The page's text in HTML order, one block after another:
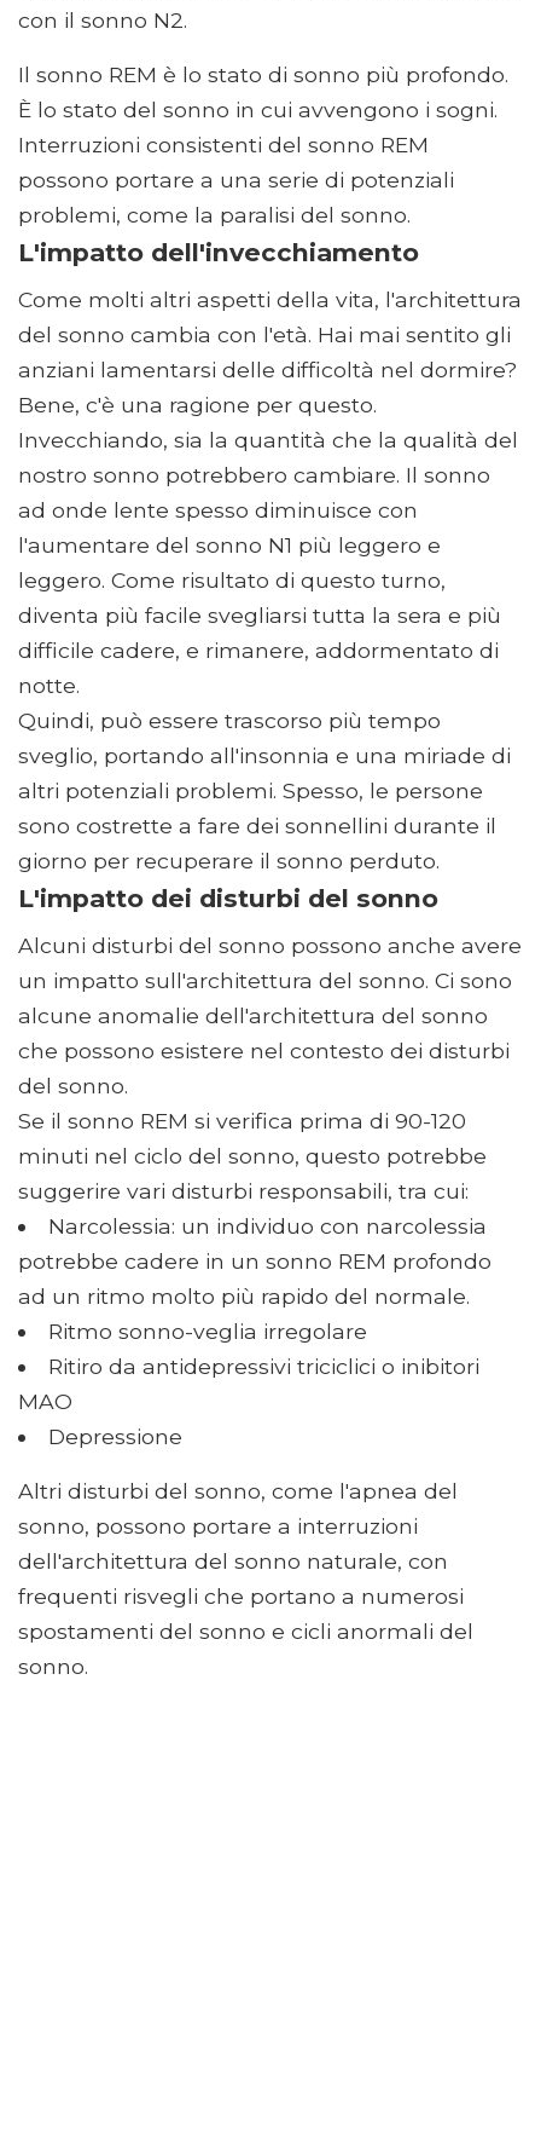
con il sonno N2.
Il sonno REM è lo stato di sonno più profondo.
È lo stato del sonno in cui avvengono i sogni.
Interruzioni consistenti del sonno REM
possono portare a una serie di potenziali
problemi, come la paralisi del sonno.
L'impatto dell'invecchiamento
Come molti altri aspetti della vita, l'architettura
del sonno cambia con l'età. Hai mai sentito gli
anziani lamentarsi delle difficoltà nel dormire?
Bene, c'è una ragione per questo.
Invecchiando, sia la quantità che la qualità del
nostro sonno potrebbero cambiare. Il sonno
ad onde lente spesso diminuisce con
l'aumentare del sonno N1 più leggero e
leggero. Come risultato di questo turno,
diventa più facile svegliarsi tutta la sera e più
difficile cadere, e rimanere, addormentato di
notte.
Quindi, può essere trascorso più tempo
sveglio, portando all'insonnia e una miriade di
altri potenziali problemi. Spesso, le persone
sono costrette a fare dei sonnellini durante il
giorno per recuperare il sonno perduto.
L'impatto dei disturbi del sonno
Alcuni disturbi del sonno possono anche avere
un impatto sull'architettura del sonno. Ci sono
alcune anomalie dell'architettura del sonno
che possono esistere nel contesto dei disturbi
del sonno.
Se il sonno REM si verifica prima di 90-120
minuti nel ciclo del sonno, questo potrebbe
suggerire vari disturbi responsabili, tra cui:
Narcolessia: un individuo con narcolessia
potrebbe cadere in un sonno REM profondo
ad un ritmo molto più rapido del normale.
Ritmo sonno-veglia irregolare
Ritiro da antidepressivi triciclici o inibitori
MAO
Depressione
Altri disturbi del sonno, come l'apnea del
sonno, possono portare a interruzioni
dell'architettura del sonno naturale, con
frequenti risvegli che portano a numerosi
spostamenti del sonno e cicli anormali del
sonno.